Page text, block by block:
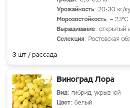
Урожайность: 20-30 кг/
Морозостойкость: – 23°С
Выращивание: открытый
Селекция: Ростовская
3 шт / рассада
Виноград Лора
Вид: гибрид, укрывной
Цвет: белый